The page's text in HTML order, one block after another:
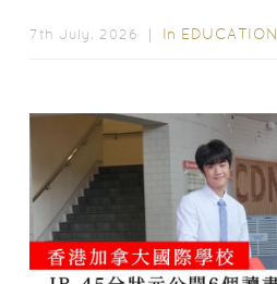
7th July, 2026 ｜ In EDUCATION